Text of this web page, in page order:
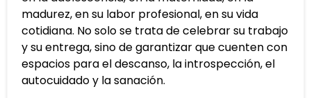
madurez, en su labor profesional, en su vida
cotidiana. No solo se trata de celebrar su trabajo
y su entrega, sino de garantizar que cuenten con
espacios para el descanso, la introspección, el
autocuidado y la sanación.